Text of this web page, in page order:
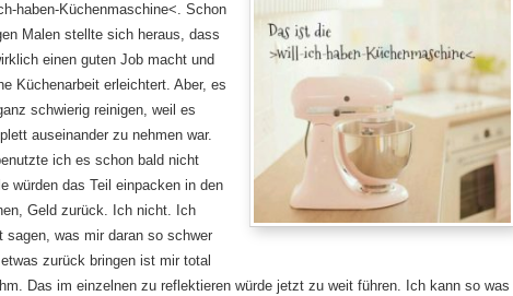
haben-Küchenmaschine<. Schon
Malen stellte sich heraus, dass
einen guten Job macht und
Küchenarbeit erleichtert. Aber, es
schwierig reinigen, weil es
auseinander zu nehmen war.
ich es schon bald nicht
würden das Teil einpacken in den
Geld zurück. Ich nicht. Ich
sagen, was mir daran so schwer
zurück bringen ist mir total
Das im einzelnen zu reflektieren würde jetzt zu weit führen. Ich kann so was